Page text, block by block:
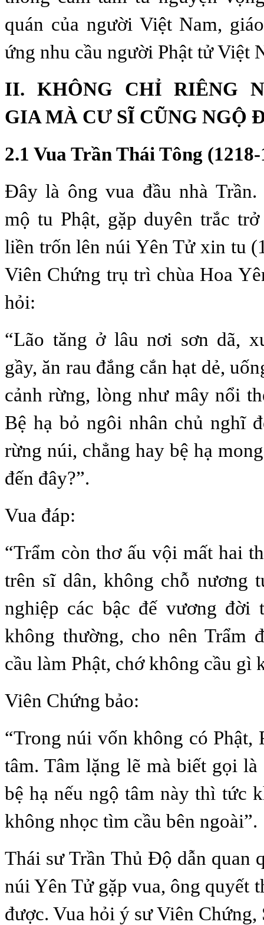
quán của người Việt Nam,
ứng nhu cầu người Phật tử Việt
II. KHÔNG CHỈ RIÊNG
GIA MÀ CƯ SĨ CŨNG NGỘ
2.1 Vua Trần Thái Tông
Đây là ông vua đầu nhà Trần.
mộ tu Phật, gặp duyên trắc
liền trốn lên núi Yên Tử xin tu
Viên Chứng trụ trì chùa Hoa
hỏi:
“Lão tăng ở lâu nơi sơn dã,
gầy, ăn rau đắng cắn hạt dẻ,
cảnh rừng, lòng như mây nổi
Bệ hạ bỏ ngôi nhân chủ nghĩ
rừng núi, chẳng hay bệ hạ
đến đây?”.
Vua đáp:
“Trẩm còn thơ ấu vội mất hai
trên sĩ dân, không chỗ nương
nghiệp các bậc đế vương đời
không thường, cho nên Trẩm
cầu làm Phật, chớ không cầu gì
Viên Chứng bảo:
“Trong núi vốn không có Phật,
tâm. Tâm lặng lẽ mà biết gọi là
bệ hạ nếu ngộ tâm này thì tức
không nhọc tìm cầu bên ngoài”.
Thái sư Trần Thủ Độ dẫn quan
núi Yên Tử gặp vua, ông quyết
được. Vua hỏi ý sư Viên Chứng,